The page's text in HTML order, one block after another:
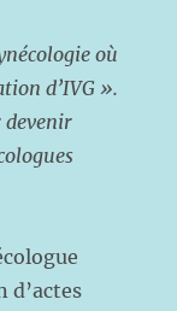
où
d’IVG ».
devenir
d’actes